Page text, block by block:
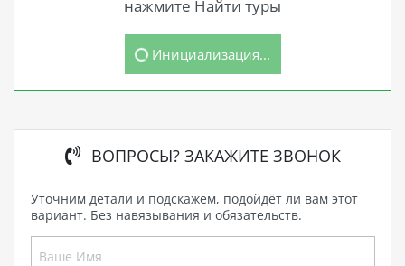
нажмите Найти туры
Инициализация...
ВОПРОСЫ? ЗАКАЖИТЕ ЗВОНОК
Уточним детали и подскажем, подойдёт ли вам этот
вариант. Без навязывания и обязательств.